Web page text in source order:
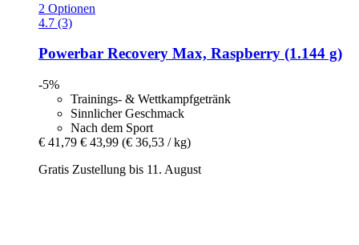
2 Optionen
4.7 (3)
Powerbar Recovery Max, Raspberry (1.144 g)
-5%
Trainings- & Wettkampfgetränk
Sinnlicher Geschmack
Nach dem Sport
€ 41,79 € 43,99 (€ 36,53 / kg)
Gratis Zustellung bis 11. August